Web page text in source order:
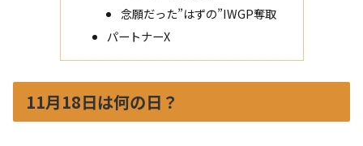
念願だった”はずの”IWGP奪取
パートナーX
11月18日は何の日？